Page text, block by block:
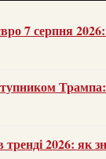
7 серпня
Трампа:
тренді 2026: як